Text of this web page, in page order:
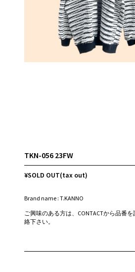
TKN-056 23FW
¥SOLD OUT(tax out)
Brand name : T.KANNO
ご興味のある方は、CONTACTから品番
絡下さい。